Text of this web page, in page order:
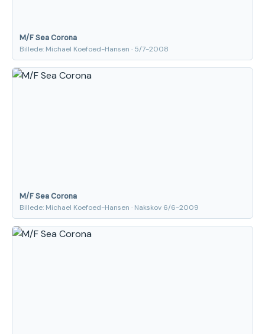
M/F Sea Corona
Billede: Michael Koefoed-Hansen · 5/7-2008
M/F Sea Corona
Billede: Michael Koefoed-Hansen · Nakskov 6/6-2009